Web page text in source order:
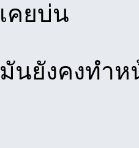
เคยบ่น
มันยังคงทำ